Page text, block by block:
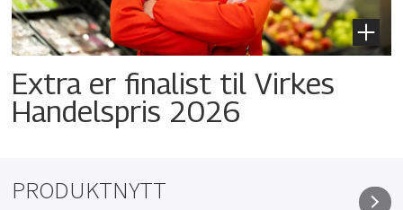
Extra er finalist til Virkes
Handelspris 2026
PRODUKTNYTT